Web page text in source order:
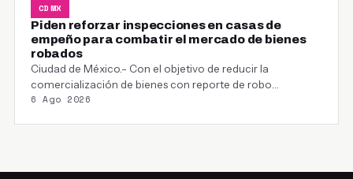
CDMX
Piden reforzar inspecciones en casas de
empeño para combatir el mercado de bienes
robados
Ciudad de México.- Con el objetivo de reducir la
comercialización de bienes con reporte de robo…
6 Ago 2026